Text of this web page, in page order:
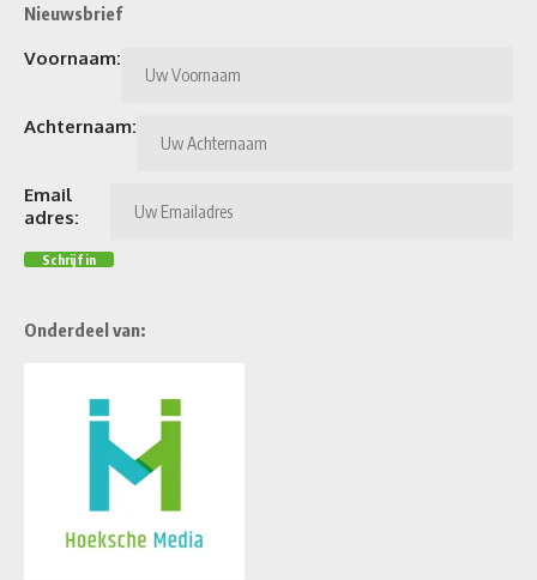
Nieuwsbrief
Voornaam:
Achternaam:
Email
adres:
Onderdeel van: